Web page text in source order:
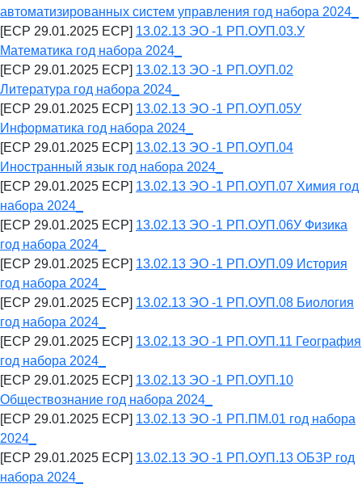
автоматизированных систем управления год набора 2024_
[ECP 29.01.2025 ECP] 13.02.13 ЭО -1 РП.ОУП.03.У
Математика год набора 2024_
[ECP 29.01.2025 ECP] 13.02.13 ЭО -1 РП.ОУП.02
Литература год набора 2024_
[ECP 29.01.2025 ECP] 13.02.13 ЭО -1 РП.ОУП.05У
Информатика год набора 2024_
[ECP 29.01.2025 ECP] 13.02.13 ЭО -1 РП.ОУП.04
Иностранный язык год набора 2024_
[ECP 29.01.2025 ECP] 13.02.13 ЭО -1 РП.ОУП.07 Химия год
набора 2024_
[ECP 29.01.2025 ECP] 13.02.13 ЭО -1 РП.ОУП.06У Физика
год набора 2024_
[ECP 29.01.2025 ECP] 13.02.13 ЭО -1 РП.ОУП.09 История
год набора 2024_
[ECP 29.01.2025 ECP] 13.02.13 ЭО -1 РП.ОУП.08 Биология
год набора 2024_
[ECP 29.01.2025 ECP] 13.02.13 ЭО -1 РП.ОУП.11 География
год набора 2024_
[ECP 29.01.2025 ECP] 13.02.13 ЭО -1 РП.ОУП.10
Обществознание год набора 2024_
[ECP 29.01.2025 ECP] 13.02.13 ЭО -1 РП.ПМ.01 год набора
2024_
[ECP 29.01.2025 ECP] 13.02.13 ЭО -1 РП.ОУП.13 ОБЗР год
набора 2024_